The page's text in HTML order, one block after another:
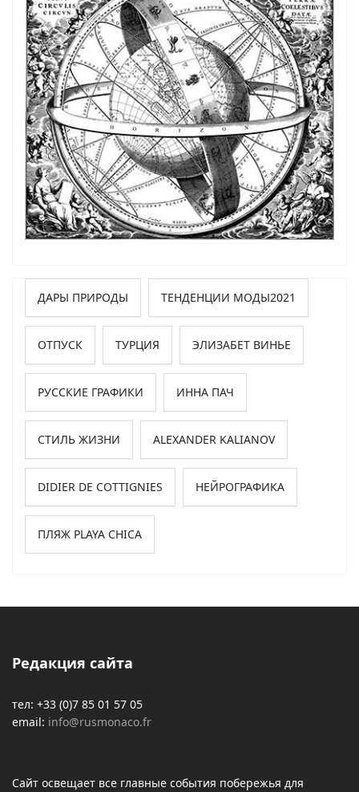
ДАРЫ ПРИРОДЫ ТЕНДЕНЦИИ МОДЫ2021
ОТПУСК ТУРЦИЯ ЭЛИЗАБЕТ ВИНЬЕ
РУССКИЕ ГРАФИКИ ИННА ПАЧ
СТИЛЬ ЖИЗНИ ALEXANDER KALIANOV
DIDIER DE COTTIGNIES НЕЙРОГРАФИКА
ПЛЯЖ PLAYA CHICA
Редакция сайта
тел: +33 (0)7 85 01 57 05
email: info@rusmonaco.fr
Сайт освещает все главные события побережья для